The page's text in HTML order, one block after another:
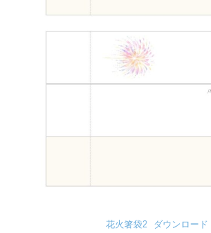
花火箸袋2 ダウンロード